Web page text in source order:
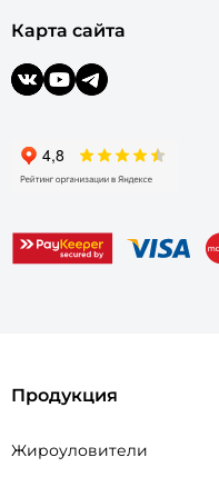
Карта сайта
Продукция
Жироуловители